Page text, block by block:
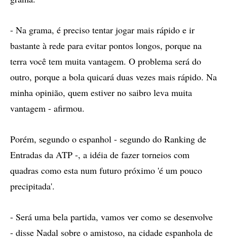
- Na grama, é preciso tentar jogar mais rápido e ir
bastante à rede para evitar pontos longos, porque na
terra você tem muita vantagem. O problema será do
outro, porque a bola quicará duas vezes mais rápido. Na
minha opinião, quem estiver no saibro leva muita
vantagem - afirmou.
Porém, segundo o espanhol - segundo do Ranking de
Entradas da ATP -, a idéia de fazer torneios com
quadras como esta num futuro próximo 'é um pouco
precipitada'.
- Será uma bela partida, vamos ver como se desenvolve
- disse Nadal sobre o amistoso, na cidade espanhola de